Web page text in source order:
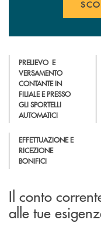
PRELIEVO E
VERSAMENTO
CONTANTE IN
FILIALE E PRESSO
GLI SPORTELLI
AUTOMATICI
EFFETTUAZIONE E
RICEZIONE
BONIFICI
Il conto
alle tue